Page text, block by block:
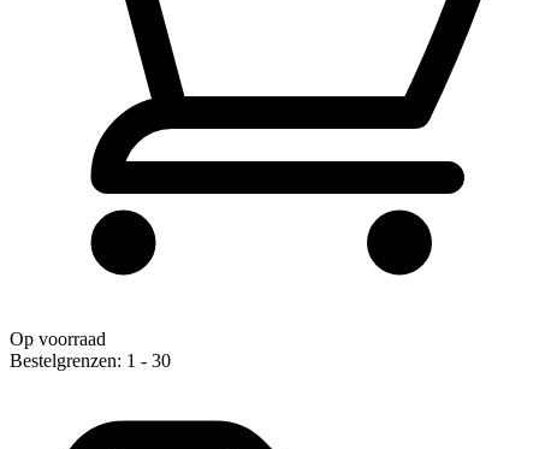
Op voorraad
Bestelgrenzen: 1 - 30